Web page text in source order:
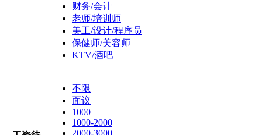
财务/会计
老师/培训师
美工/设计/程序员
保健师/美容师
KTV/酒吧
不限
面议
1000
1000-2000
2000-3000